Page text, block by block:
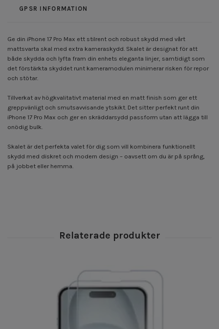
GPSR INFORMATION
Ge din iPhone 17 Pro Max ett stilrent och robust skydd med vårt
mattsvarta skal med extra kameraskydd. Skalet är designat för att
både skydda och lyfta fram din enhets eleganta linjer, samtidigt som
det förstärkta skyddet runt kameramodulen minimerar risken för repor
och stötar.
Tillverkat av högkvalitativt material med en matt finish som ger ett
greppvänligt och smutsavvisande ytskikt. Det sitter perfekt runt din
iPhone 17 Pro Max och ger en skräddarsydd passform utan att lägga till
onödig bulk.
Skalet är det perfekta valet för dig som vill kombinera funktionellt
skydd med diskret och modern design – oavsett om du är på språng,
på jobbet eller hemma.